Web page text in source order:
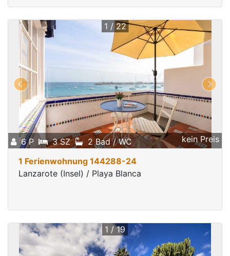
6 P 3 SZ 2 Bad / WC kein Preis
1 / 22
1 Ferienwohnung 144288-24
Lanzarote (Insel) / Playa Blanca
1 / 19